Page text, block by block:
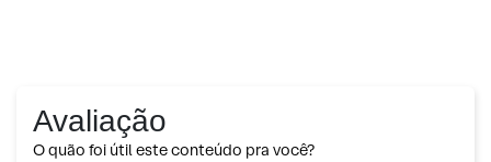
Avaliação
O quão foi útil este conteúdo pra você?